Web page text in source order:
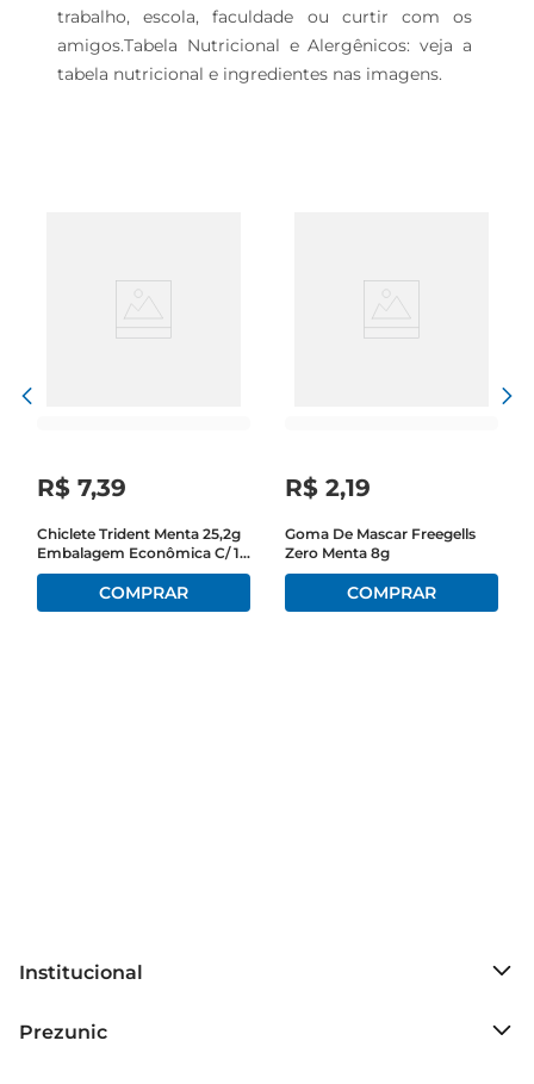
trabalho, escola, faculdade ou curtir com os
amigos.Tabela Nutricional e Alergênicos: veja a
tabela nutricional e ingredientes nas imagens.
R$ 7,39
Chiclete Trident Menta 25,2g
Embalagem Econômica C/ 14
Unid
R$ 2,19
Goma De Mascar Freegells
Zero Menta 8g
Institucional
Grupo Cencosud
Prezunic